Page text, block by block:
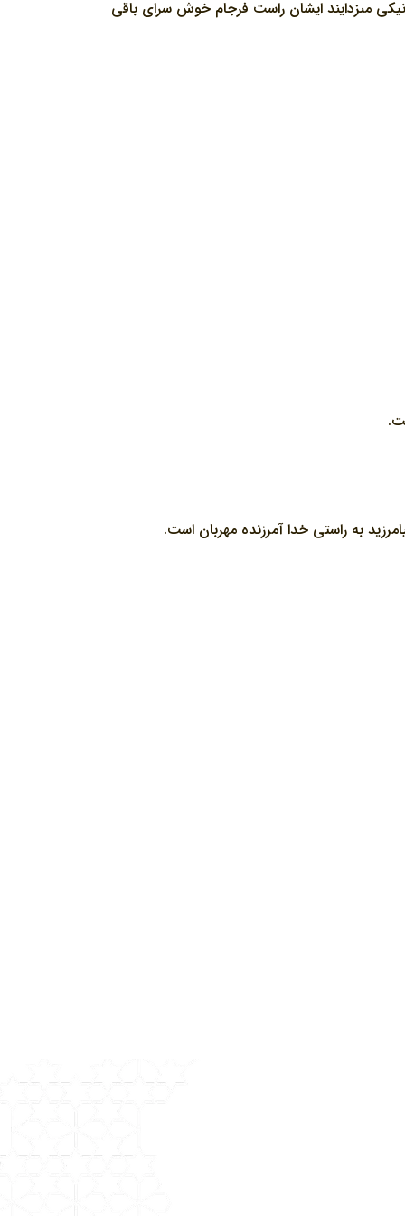
نيكى مى‏زدايند ايشان راست فرجام خوش سراى باقى
به راستى خدا آمرزنده مهربان است.